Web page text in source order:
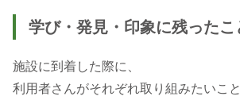
学び・発見・印象に残ったこ
施設に到着した際に、
利用者さんがそれぞれ取り組みたいこ